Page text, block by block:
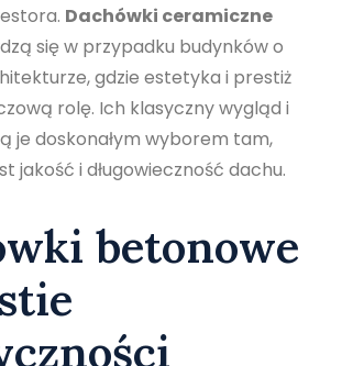
Dachówki ceramiczne
się w przypadku budynków o
gdzie estetyka i prestiż
rolę. Ich klasyczny wygląd i
je doskonałym wyborem tam,
jakość i długowieczność dachu.
betonowe